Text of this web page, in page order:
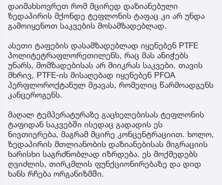
დაიმახსოვრეთ რომ მცირედ დაზიანებული
ზედაპირის მქონდე ტეფლონის ტაფაც კი არ უნდა
გამოიყენოთ საკვების მოსამზადებლად.
ასეთი ტაფების დასამზადებლად იყენებენ PTFE
პოლიტეტრაფლორეთილენს, რაც მას ანიჭებს
უნარს, მომზადებისას არ მიიკრას საკვები. თავის
მხრივ, PTFE-ის მისაღებად იყენებენ PFOA
პერფლოროქტანულ მჟავას, რომელიც წარმოადგენს
კანცეროგენს.
მაღალ ტემპერატურაზე გაცხელებისას ტეფლონის
ტაფიდან საკვებში ისედაც გადადის ეს
ნივთიერება, მაგრამ მცირე კონცენტრაციით. ხოლო,
ზედაპირის მთლიანობის დაზიანებისას მიგრაციის
ხარისხი საგრძნობლად იზრდება. ეს მოქმედებს
ღვიძლის, თირკმლის ფუნქციონირებაზე და დიდ
ხანს რჩება ორგანიზმში.